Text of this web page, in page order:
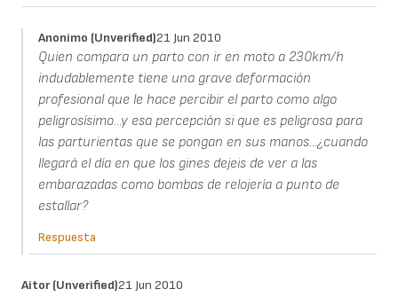
Anonimo (unverified)21 Jun 2010
Quien compara un parto con ir en moto a 230km/h
indudablemente tiene una grave deformación
profesional que le hace percibir el parto como algo
peligrosísimo...y esa percepción si que es peligrosa para
las parturientas que se pongan en sus manos...¿cuando
llegará el día en que los gines dejeis de ver a las
embarazadas como bombas de relojería a punto de
estallar?
Respuesta
Aitor (unverified)21 Jun 2010